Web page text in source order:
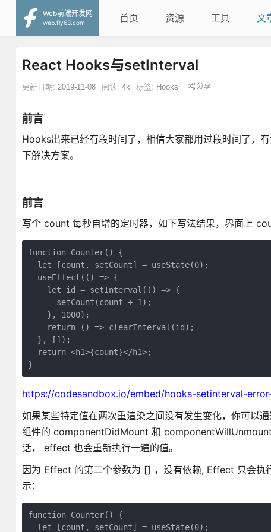
Web前端开发网
web.fly63.com
首页 资源 工具 文
React Hooks与setInterval
更新日期: 2019-11-08 阅读: 4k 标签: Hooks 分享
前言
Hooks出来已经有段时间了，相信大家都用过段时间了，
下解决方案。
前言
写个 count 每秒自增的定时器，如下写法结果，界面上
function Counter() {
  let [count, setCount] = useState(0);
  useEffect(() => {
    let id = setInterval(() => {
      setCount(count + 1);
    }, 1000);
    return () => clearInterval(id);
  }, []);
  return <h1>{count}</h1>;
}
https://codesandbox.io/embed/hooks-setinterval-
如果某些特定值在两次重渲染之间没有发生变化，你可以
组件的 componentDidMount 和
话， effect 也会重新执行一遍的值。
因为 Effect 的第二个参数为 [] ，没有依赖, Effect 只会
示：
function Counter() {
  let [count, setCount] = useState(0);